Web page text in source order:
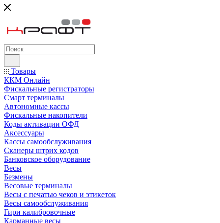
Товары
ККМ Онлайн
Фискальные регистраторы
Смарт терминалы
Автономные кассы
Фискальные накопители
Коды активации ОФД
Аксессуары
Кассы самообслуживания
Сканеры штрих кодов
Банковское оборудование
Весы
Безмены
Весовые терминалы
Весы с печатью чеков и этикеток
Весы самообслуживания
Гири калибровочные
Карманные весы